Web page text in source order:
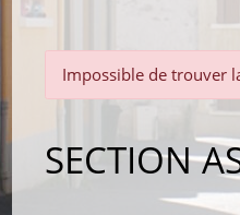
Impossible de trouver
SECTION